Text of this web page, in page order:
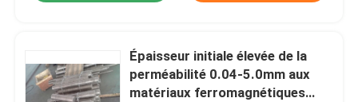
Contrôle de la qualité
Épaisseur initiale élevée de la
perméabilité 0.04-5.0mm aux
matériaux ferromagnétiques